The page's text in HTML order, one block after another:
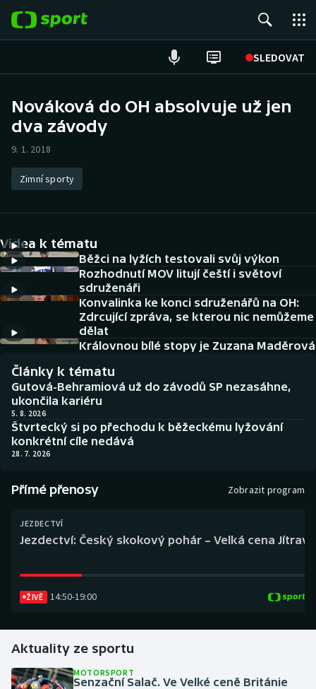
SLEDOVAT
Hokej
Atletika
DALŠÍ SPORTY
Americký fotbal
Baseball a softbal
Biatlon
Boby a skeleton
Curling
Dostihy
Futsal
Golf
Gymnastika
NEPŘEHLÉDNĚTE
Aplikace ČT sport
AZ kvíz
Nováková do OH absolvuje už jen
dva závody
9. 1. 2018
Zimní sporty
Videa k tématu
Běžci na lyžích testovali svůj výkon
Rozhodnutí MOV litují čeští i světoví
sdruženáři
Konvalinka ke konci sdruženářů na OH:
Zdrcující zpráva, se kterou nic nemůžeme
dělat
Královnou bílé stopy je Zuzana Maděrová
Články k tématu
Gutová-Behramiová už do závodů SP nezasáhne,
ukončila kariéru
5. 8. 2026
Štvrtecký si po přechodu k běžeckému lyžování
konkrétní cíle nedává
28. 7. 2026
Přímé přenosy Zobrazit program
JEZDECTVÍ
Jezdectví: Český skokový pohár – Velká cena Jítravy
ŽIVĚ 14:50-19:00
Aktuality ze sportu
MOTORSPORT
Senzační Salač. Ve Velké ceně Británie